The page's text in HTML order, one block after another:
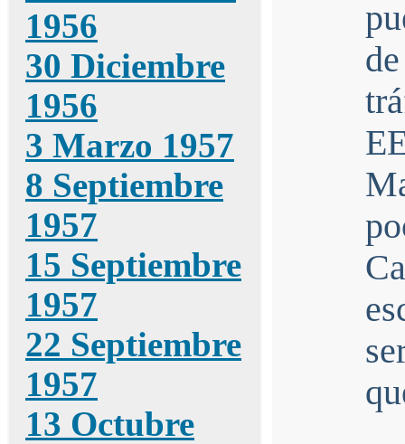
1956
30 Diciembre
1956
3 Marzo 1957
8 Septiembre
1957
15 Septiembre
1957
22 Septiembre
1957
13 Octubre